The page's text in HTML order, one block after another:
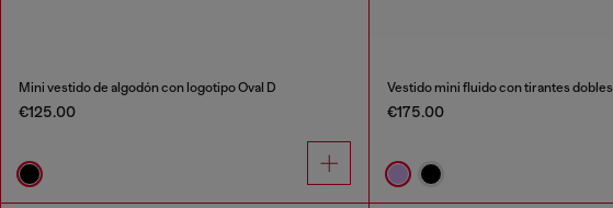
Mini vestido de algodón con logotipo Oval D
€125.00
Vestido mini fluido con tirantes dobles
€175.00